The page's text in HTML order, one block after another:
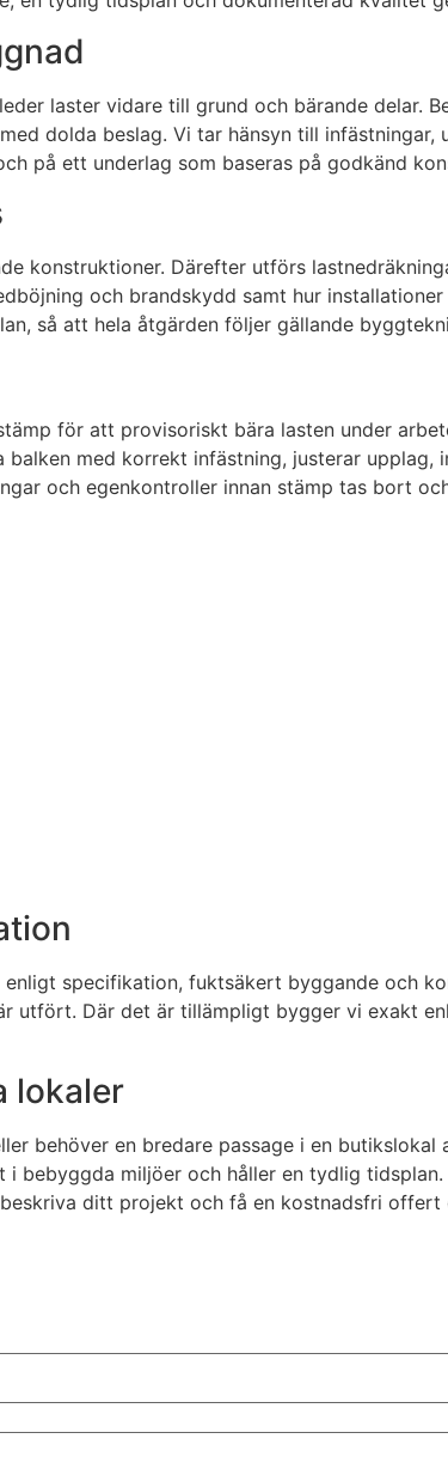
laster vidare till grund och bärande delar.
dolda beslag. Vi tar hänsyn till infästningar,
på ett underlag som baseras på godkänd
konstruktioner. Därefter utförs
och brandskydd samt hur
så att hela åtgärden följer gällande
för att provisoriskt bära lasten under
med korrekt infästning, justerar upplag,
och egenkontroller innan stämp tas bort
specifikation, fuktsäkert byggande och
utfört. Där det är tillämpligt bygger vi exakt
lokaler
behöver en bredare passage i en butikslokal
bebyggda miljöer och håller en tydlig
ditt projekt och få en kostnadsfri offert